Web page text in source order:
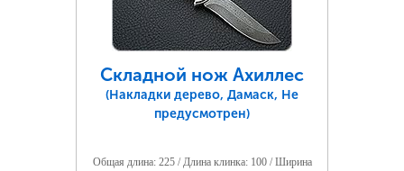
Складной нож Ахиллес
(Накладки дерево, Дамаск, Не
предусмотрен)
Общая длина: 225 / Длина клинка: 100 / Ширина